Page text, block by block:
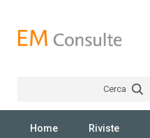
Cerca
Home Riviste